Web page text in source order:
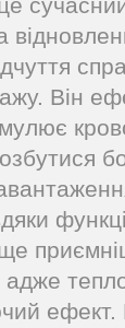
Він